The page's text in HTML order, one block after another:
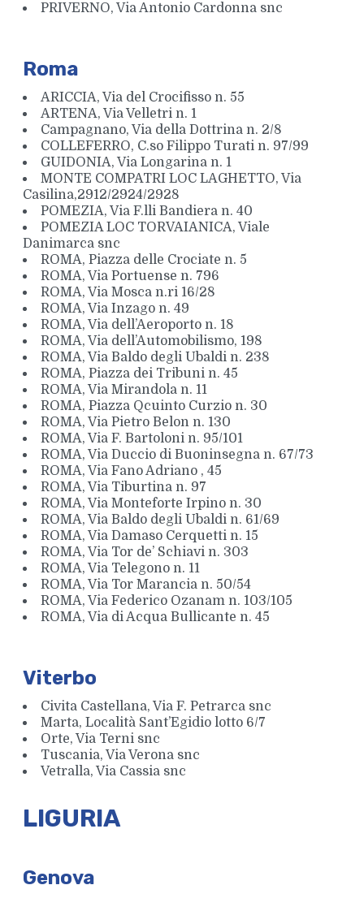
PRIVERNO, Via Antonio Cardonna snc
Roma
ARICCIA, Via del Crocifisso n. 55
ARTENA, Via Velletri n. 1
Campagnano, Via della Dottrina n. 2/8
COLLEFERRO, C.so Filippo Turati n. 97/99
GUIDONIA, Via Longarina n. 1
MONTE COMPATRI LOC LAGHETTO, Via
Casilina,2912/2924/2928
POMEZIA, Via F.lli Bandiera n. 40
POMEZIA LOC TORVAIANICA, Viale
Danimarca snc
ROMA, Piazza delle Crociate n. 5
ROMA, Via Portuense n. 796
ROMA, Via Mosca n.ri 16/28
ROMA, Via Inzago n. 49
ROMA, Via dell’Aeroporto n. 18
ROMA, Via dell’Automobilismo, 198
ROMA, Via Baldo degli Ubaldi n. 238
ROMA, Piazza dei Tribuni n. 45
ROMA, Via Mirandola n. 11
ROMA, Piazza Qcuinto Curzio n. 30
ROMA, Via Pietro Belon n. 130
ROMA, Via F. Bartoloni n. 95/101
ROMA, Via Duccio di Buoninsegna n. 67/73
ROMA, Via Fano Adriano , 45
ROMA, Via Tiburtina n. 97
ROMA, Via Monteforte Irpino n. 30
ROMA, Via Baldo degli Ubaldi n. 61/69
ROMA, Via Damaso Cerquetti n. 15
ROMA, Via Tor de’ Schiavi n. 303
ROMA, Via Telegono n. 11
ROMA, Via Tor Marancia n. 50/54
ROMA, Via Federico Ozanam n. 103/105
ROMA, Via di Acqua Bullicante n. 45
Viterbo
Civita Castellana, Via F. Petrarca snc
Marta, Località Sant’Egidio lotto 6/7
Orte, Via Terni snc
Tuscania, Via Verona snc
Vetralla, Via Cassia snc
LIGURIA
Genova